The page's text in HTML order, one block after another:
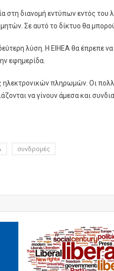
στη διανομή εντύπων εντός
Σε αυτό το δίκτυο θα
λύση. Η ΕΙΗΕΑ θα έπρεπε
εφημερίδα.
ηλεκτρονικών πληρωμών. Οι
να γίνουν άμεσα και
συνδρομές